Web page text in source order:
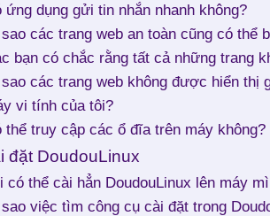
ứng dụng gửi tin nhắn nhanh không?
các trang web an toàn cũng có thể
bạn có chắc rằng tất cả những trang
các trang web không được hiển thị
vi tính của tôi?
thể truy cập các ổ đĩa trên máy không?
đặt DoudouLinux
có thể cài hẳn DoudouLinux lên máy
việc tìm công cụ cài đặt trong